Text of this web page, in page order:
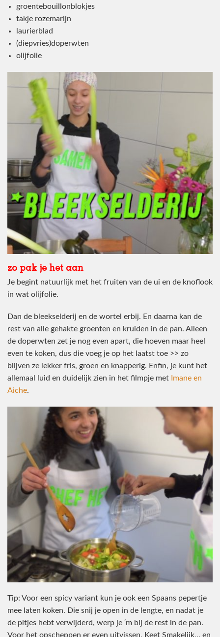
groentebouillonblokjes
takje rozemarijn
laurierblad
(diepvries)doperwten
olijfolie
zo pak je het aan
Je begint natuurlijk met het fruiten van de ui en de knoflook
in wat olijfolie.
Dan de bleekselderij en de wortel erbij. En daarna kan de
rest van alle gehakte groenten en kruiden in de pan. Alleen
de doperwten zet je nog even apart, die hoeven maar heel
even te koken, dus die voeg je op het laatst toe >> zo
blijven ze lekker fris, groen en knapperig. Enfin, je kunt het
allemaal luid en duidelijk zien in het filmpje met Imane en
Aiche.
Tip: Voor een spicy variant kun je ook een Spaans pepertje
mee laten koken. Die snij je open in de lengte, en nadat je
de pitjes hebt verwijderd, werp je ‘m bij de rest in de pan.
Voor het opscheppen er even uitvissen. Keet Smakelijk… en